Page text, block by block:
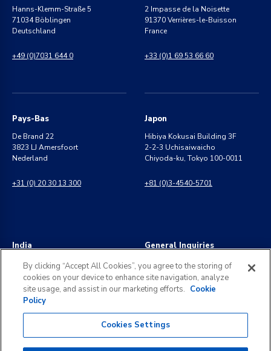
Hanns-Klemm-Straße 5
71034 Böblingen
Deutschland
+49 (0)7031 644 0
2 Impasse de la Noisette
91370 Verrières-le-Buisson
France
+33 (0)1 69 53 66 60
Pays-Bas
De Brand 22
3823 LJ Amersfoort
Nederland
+31 (0) 20 30 13 300
Japon
Hibiya Kokusai Building 3F
2-2-3 Uchisaiwaicho
Chiyoda-ku, Tokyo 100-0011
+81 (0)3-4540-5701
India
8 Perungudi Industrial Estate
Perungudi, Chennai
600 096, India
General Inquiries
info@kldiscovery.com
+1 (888) 811-3789
By clicking “Accept All Cookies”, you agree to the storing of
cookies on your device to enhance site navigation, analyze
site usage, and assist in our marketing efforts. Cookie
Policy
Cookies Settings